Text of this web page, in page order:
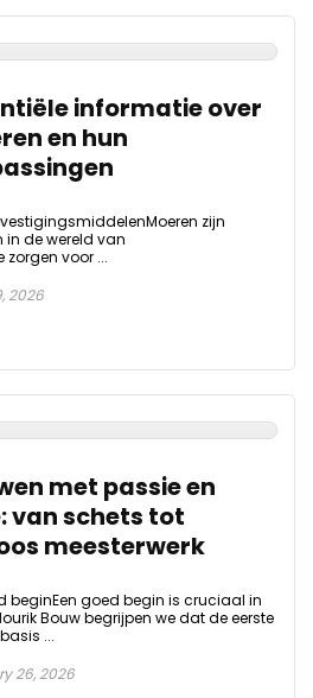
informatie over
en hun
zijn
de wereld van
voor ...
2026
met passie en
van schets tot
meesterwerk
beginEen goed begin is cruciaal in
Bouw begrijpen we dat de eerste
...
26, 2026